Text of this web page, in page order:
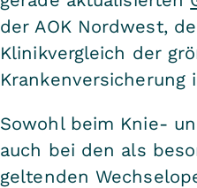
der AOK Nordwest,
Klinikvergleich der
Krankenversicherung
Sowohl beim Knie-
auch bei den als
geltenden